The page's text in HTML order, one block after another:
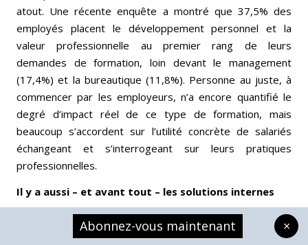
atout. Une récente enquête a montré que 37,5% des
employés placent le développement personnel et la
valeur professionnelle au premier rang de leurs
demandes de formation, loin devant le management
(17,4%) et la bureautique (11,8%). Personne au juste, à
commencer par les employeurs, n’a encore quantifié le
degré d’impact réel de ce type de formation, mais
beaucoup s’accordent sur l’utilité concrète de salariés
échangeant et s’interrogeant sur leurs pratiques
professionnelles.
Il y a aussi – et avant tout – les solutions internes
Depuis quelques années, les entreprises ont redécouvert
la culture du «petit chef». Toutefois, aujourd’hui, cette
Abonnez-vous maintenant ×